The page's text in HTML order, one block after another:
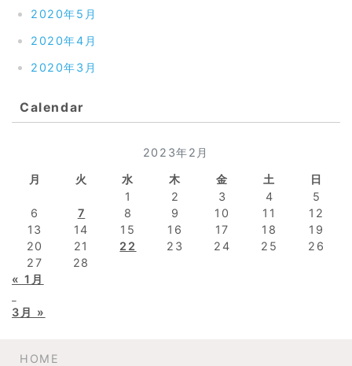
2020年5月
2020年4月
2020年3月
Calendar
2023年2月
月
火 水 木 金 土
日
1
2 3 4
5
6
7 8 9 10 11
12
13
14 15 16 17 18
19
20
21 22 23 24 25
26
27
28
« 1月
3月 »
HOME